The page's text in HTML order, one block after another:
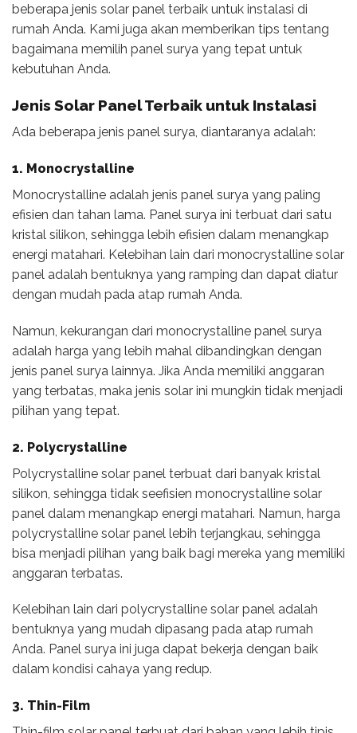
beberapa jenis solar panel terbaik untuk instalasi di
rumah Anda. Kami juga akan memberikan tips tentang
bagaimana memilih panel surya yang tepat untuk
kebutuhan Anda.
Jenis Solar PanelTerbaik untuk Instalasi
Ada beberapa jenis panel surya, diantaranya adalah:
1. Monocrystalline
Monocrystalline adalah jenis panel surya yang paling
efisien dan tahan lama. Panel surya ini terbuat dari satu
kristal silikon, sehingga lebih efisien dalam menangkap
energi matahari. Kelebihan lain dari monocrystalline solar
panel adalah bentuknya yang ramping dan dapat diatur
dengan mudah pada atap rumah Anda.
Namun, kekurangan dari monocrystalline panel surya
adalah harga yang lebih mahal dibandingkan dengan
jenis panel surya lainnya. Jika Anda memiliki anggaran
yang terbatas, maka jenis solar ini mungkin tidak menjadi
pilihan yang tepat.
2. Polycrystalline
Polycrystalline solar panel terbuat dari banyak kristal
silikon, sehingga tidak seefisien monocrystalline solar
panel dalam menangkap energi matahari. Namun, harga
polycrystalline solar panel lebih terjangkau, sehingga
bisa menjadi pilihan yang baik bagi mereka yang memiliki
anggaran terbatas.
Kelebihan lain dari polycrystalline solar panel adalah
bentuknya yang mudah dipasang pada atap rumah
Anda. Panel surya ini juga dapat bekerja dengan baik
dalam kondisi cahaya yang redup.
3. Thin-Film